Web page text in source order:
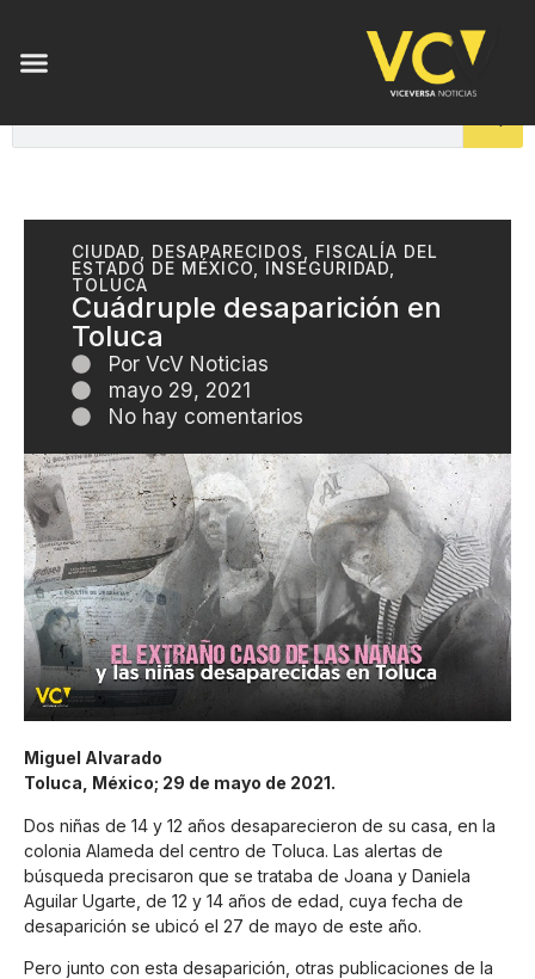
CIUDAD DESAPARECIDOS
FISCALÍA DEL
ESTADO DE MÉXICO
INSEGURIDAD
TOLUCA
Cuádruple desaparición en
Toluca
Por VcV Noticias
mayo 29, 2021
No hay comentarios
Miguel Alvarado
Toluca, México; 29 de mayo de 2021.
Dos niñas de 14 y 12 años desaparecieron de su casa, en la
colonia Alameda del centro de Toluca. Las alertas de
búsqueda precisaron que se trataba de Joana y Daniela
Aguilar Ugarte, de 12 y 14 años de edad, cuya fecha de
desaparición se ubicó el 27 de mayo de este año.
Pero junto con esta desaparición, otras publicaciones de la